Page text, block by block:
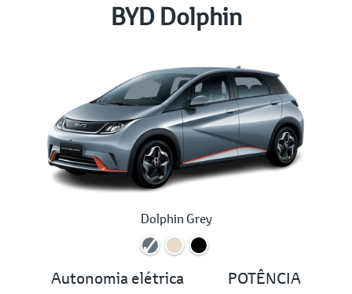
BYD Dolphin
Dolphin Grey
Autonomia elétrica POTÊNCIA